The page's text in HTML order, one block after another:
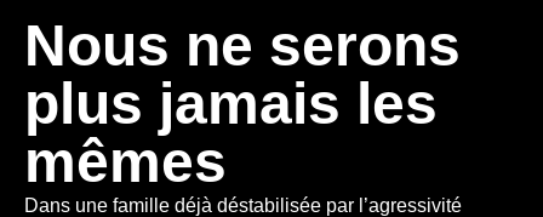
Nous ne serons
plus jamais les
mêmes
Dans une famille déjà déstabilisée par l’agressivité